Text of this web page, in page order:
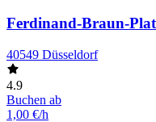
Ferdinand-Braun-
40549 Düsseldorf
4.9
Buchen ab
1,00 €/h